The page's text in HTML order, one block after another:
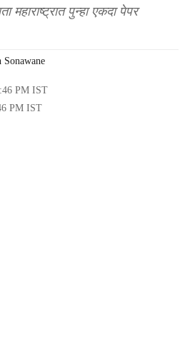
पुन्हा एकदा पेपर
Sonawane
PM IST
PM IST